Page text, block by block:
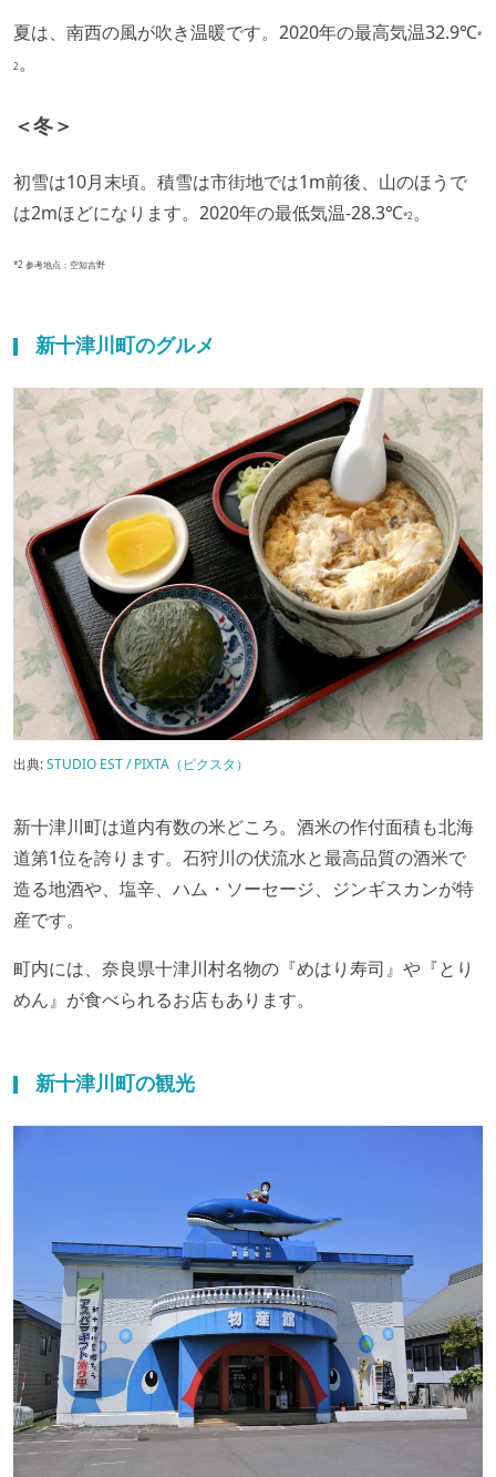
夏は、南西の風が吹き温暖です。2020年の最高気温32.9℃*
2。
＜冬＞
初雪は10月末頃。積雪は市街地では1m前後、山のほうで
は2mほどになります。2020年の最低気温-28.3℃*2。
*2 参考地点：空知吉野
新十津川町のグルメ
出典:STUDIO EST / PIXTA（ピクスタ）
新十津川町は道内有数の米どころ。酒米の作付面積も北海
道第1位を誇ります。石狩川の伏流水と最高品質の酒米で
造る地酒や、塩辛、ハム・ソーセージ、ジンギスカンが特
産です。
町内には、奈良県十津川村名物の『めはり寿司』や『とり
めん』が食べられるお店もあります。
新十津川町の観光